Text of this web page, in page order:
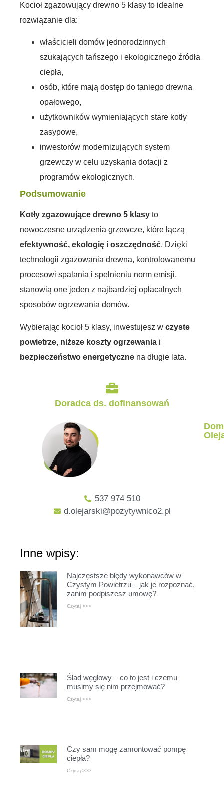
Kocioł zgazowujący drewno 5 klasy to idealne
rozwiązanie dla:
właścicieli domów jednorodzinnych
szukających tańszego i ekologicznego źródła
ciepła,
osób, które mają dostęp do taniego drewna
opałowego,
użytkowników wymieniających stare kotły
zasypowe,
inwestorów modernizujących system
grzewczy w celu uzyskania dotacji z
programów ekologicznych.
Podsumowanie
Kotły zgazowujące drewno 5 klasy to
nowoczesne urządzenia grzewcze, które łączą
efektywność, ekologię i oszczędność. Dzięki
technologii zgazowania drewna, kontrolowanemu
procesowi spalania i spełnieniu norm emisji,
stanowią one jeden z najbardziej opłacalnych
sposobów ogrzewania domów.
Wybierając kocioł 5 klasy, inwestujesz w czyste
powietrze, niższe koszty ogrzewania i
bezpieczeństwo energetyczne na długie lata.
Doradca ds. dofinansowań
537 974 510
d.olejarski@pozytywnico2.pl
Inne wpisy:
Najczęstsze błędy wykonawców w
Czystym Powietrzu – jak je rozpoznać,
zanim podpiszesz umowę?
Czytaj >>>
Ślad węglowy – co to jest i czemu
musimy się nim przejmować?
Czytaj >>>
Czy sam mogę zamontować pompę
ciepła?
Czytaj >>>